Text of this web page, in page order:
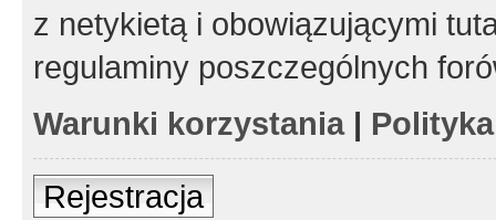
z netykietą i obowiązującymi
regulaminy poszczególnych
Warunki korzystania|
Rejestracja